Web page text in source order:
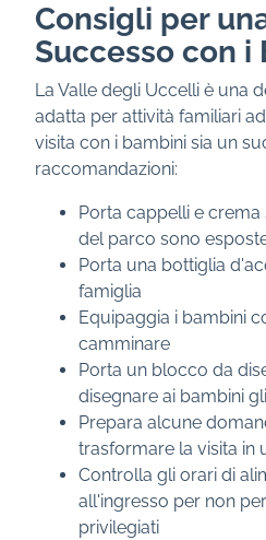
Consigli per
Successo con i
La Valle degli Uccelli è una
adatta per attività familiari
visita con i bambini sia un
raccomandazioni:
Porta cappelli e
del parco sono
Porta una bottiglia
famiglia
Equipaggia i bambini
camminare
Porta un blocco da
disegnare ai bambini
Prepara alcune
trasformare la visita in
Controlla gli orari di
all'ingresso per non
privilegiati